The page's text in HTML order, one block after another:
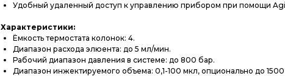
Удобный удаленный доступ к управлению прибором при помощи
Характеристики:
Ёмкость термостата колонок: 4.
Диапазон расхода элюента: до 5 мл/мин.
Рабочий диапазон давления в системе: до 800 бар.
Диапазон инжектируемого объема: 0,1-100 мкл, опционально до